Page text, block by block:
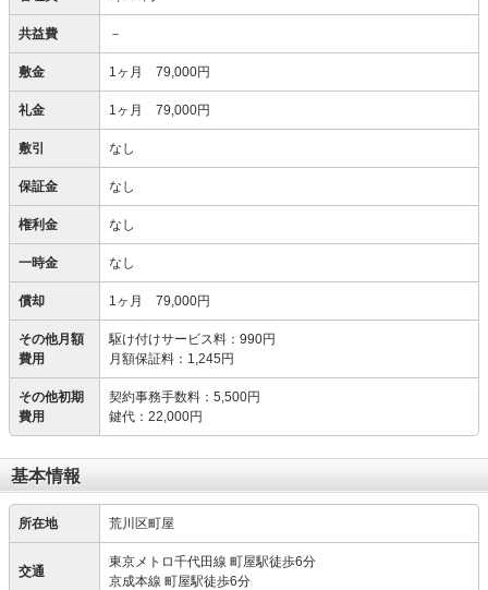
共益費 －
敷金 1ヶ月 79,000円
礼金 1ヶ月 79,000円
敷引 なし
保証金 なし
権利金 なし
一時金 なし
償却 1ヶ月 79,000円
その他月額
費用
駆け付けサービス料 ： 990円
月額保証料 ： 1,245円
その他初期
費用
契約事務手数料 ： 5,500円
鍵代 ： 22,000円
基本情報
所在地 荒川区町屋
交通
東京メトロ千代田線 町屋駅徒歩6分
京成本線 町屋駅徒歩6分